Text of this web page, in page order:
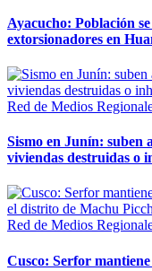
Ayacucho: Población
extorsionadores en
Red de Medios
Sismo en Junín: suben
viviendas destruidas o
Red de Medios
Cusco: Serfor